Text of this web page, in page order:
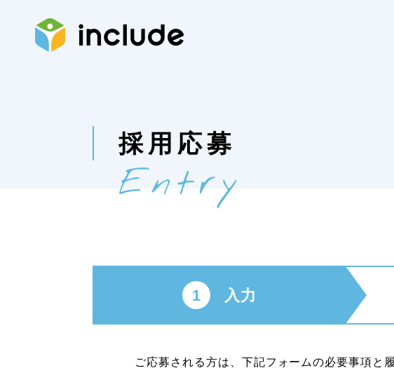
採用応募
Entry
1 入力
ご応募される方は、下記フォームの必要事項と